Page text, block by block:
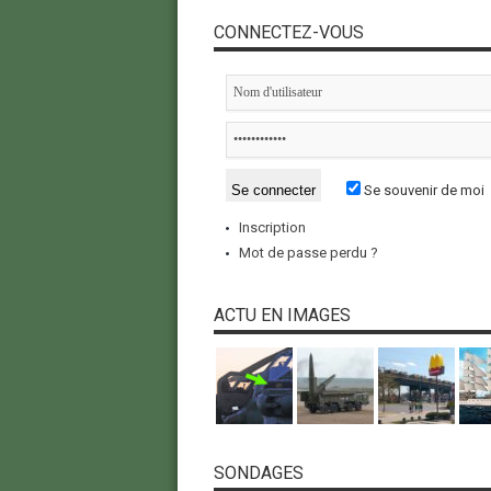
CONNECTEZ-VOUS
Se souvenir de moi
Inscription
Mot de passe perdu ?
ACTU EN IMAGES
SONDAGES